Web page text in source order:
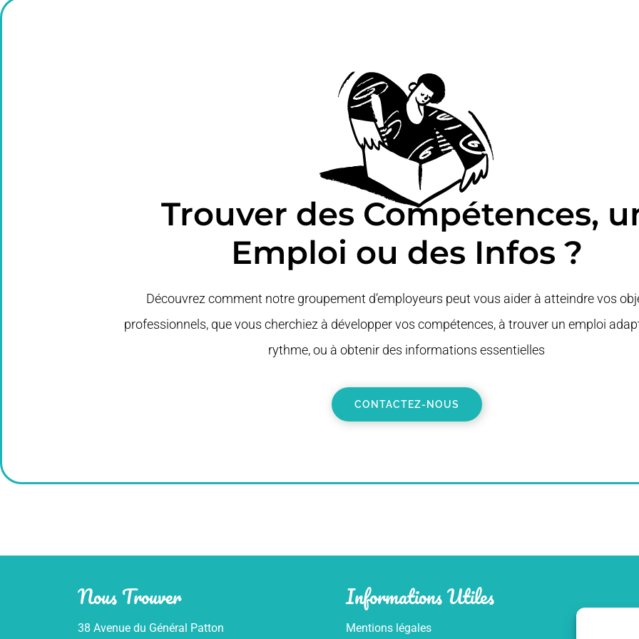
Trouver des Compétences,
Emploi ou des Infos ?
Découvrez comment notre groupement d’employeurs peut vous aider à atteindre vos
professionnels, que vous cherchiez à développer vos compétences, à trouver un emploi
rythme, ou à obtenir des informations essentielles
CONTACTEZ-NOUS
Nous Trouver
38 Avenue du Général Patton
Informations Utiles
Mentions légales